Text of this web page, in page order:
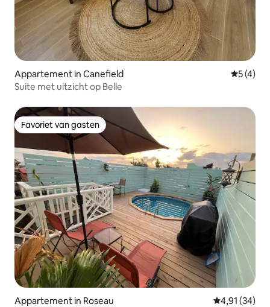
Appartement in Canefield
5 (4)
Suite met uitzicht op Belle
Favoriet van gasten
Favoriet van gasten
Appartement in Roseau Gemiddelde
4,91 (34)